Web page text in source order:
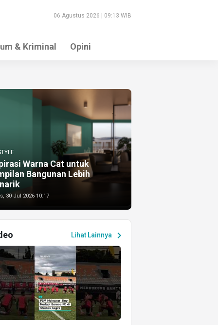
06 Agustus 2026 | 09:13 WIB
& Kriminal Opini
Warna Cat untuk
Bangunan Lebih
30 Jul 2026 10:17
Lihat Lainnya chevron_right